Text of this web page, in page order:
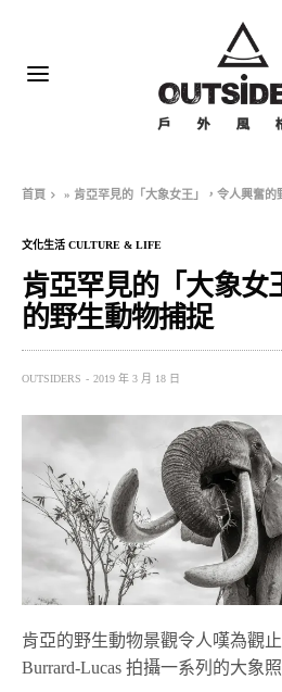
首頁 » 肯亞罕見的「大象女王」，令人興奮的
文化生活 CULTURE & LIFE
肯亞罕見的「大象女
的野生動物捕捉
OUTSIDERS 2019 年 3 月 18 日
肯亞的野生動物景觀令人嘆為觀
Burrard-Lucas 拍攝一系列的大象